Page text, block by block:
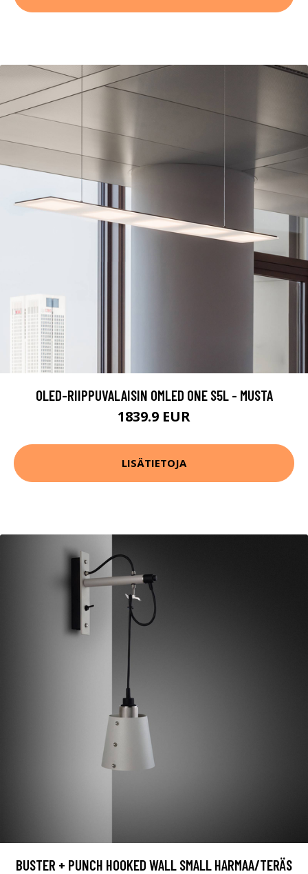
OLED-RIIPPUVALAISIN OMLED ONE S5L - MUSTA
1839.9 EUR
LISÄTIETOJA
BUSTER + PUNCH HOOKED WALL SMALL HARMAA/TERÄS